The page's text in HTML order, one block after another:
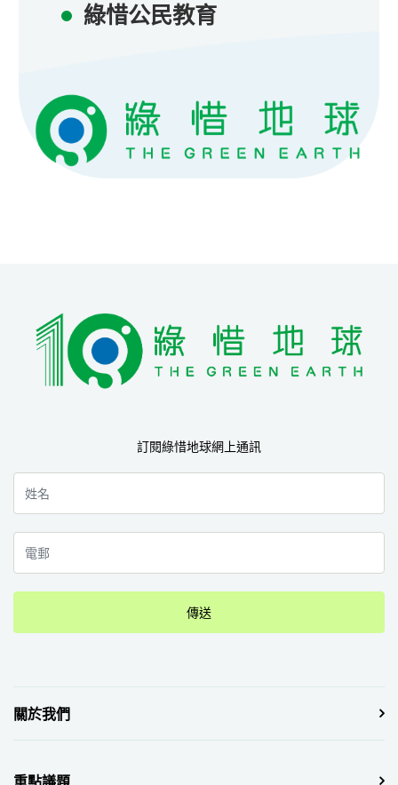
綠惜公民教育
訂閱綠惜地球網上通訊
傳送
關於我們
重點議題